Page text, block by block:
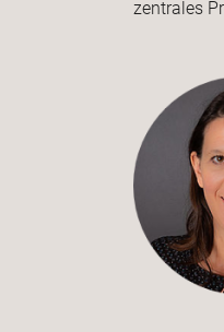
zentrales